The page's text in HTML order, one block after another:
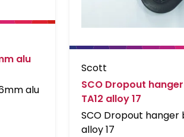
alu
alu
Scott
SCO Dropout
TA12 alloy 17
SCO Dropout hanger
alloy 17